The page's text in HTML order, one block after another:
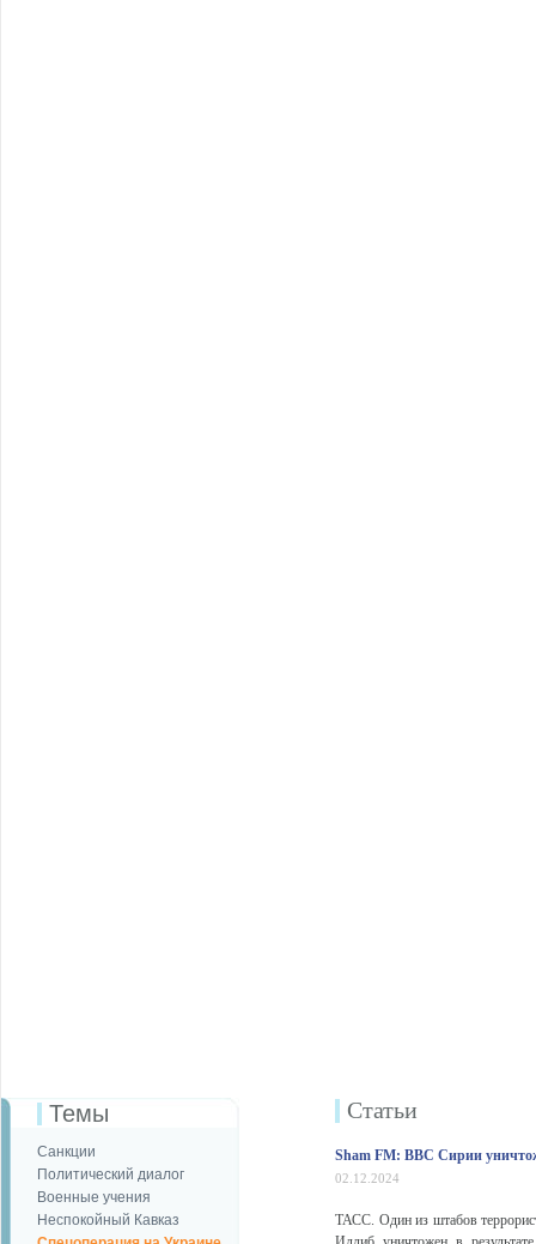
Темы
Санкции
Политический диалог
Военные учения
Неспокойный Кавказ
Статьи
Sham FM: ВВС Сирии
02.12.2024
ТАСС. Один из штабов